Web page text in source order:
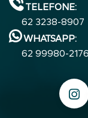
TELEFONE:
62 3238-8907
WHATSAPP:
62 99980-2176